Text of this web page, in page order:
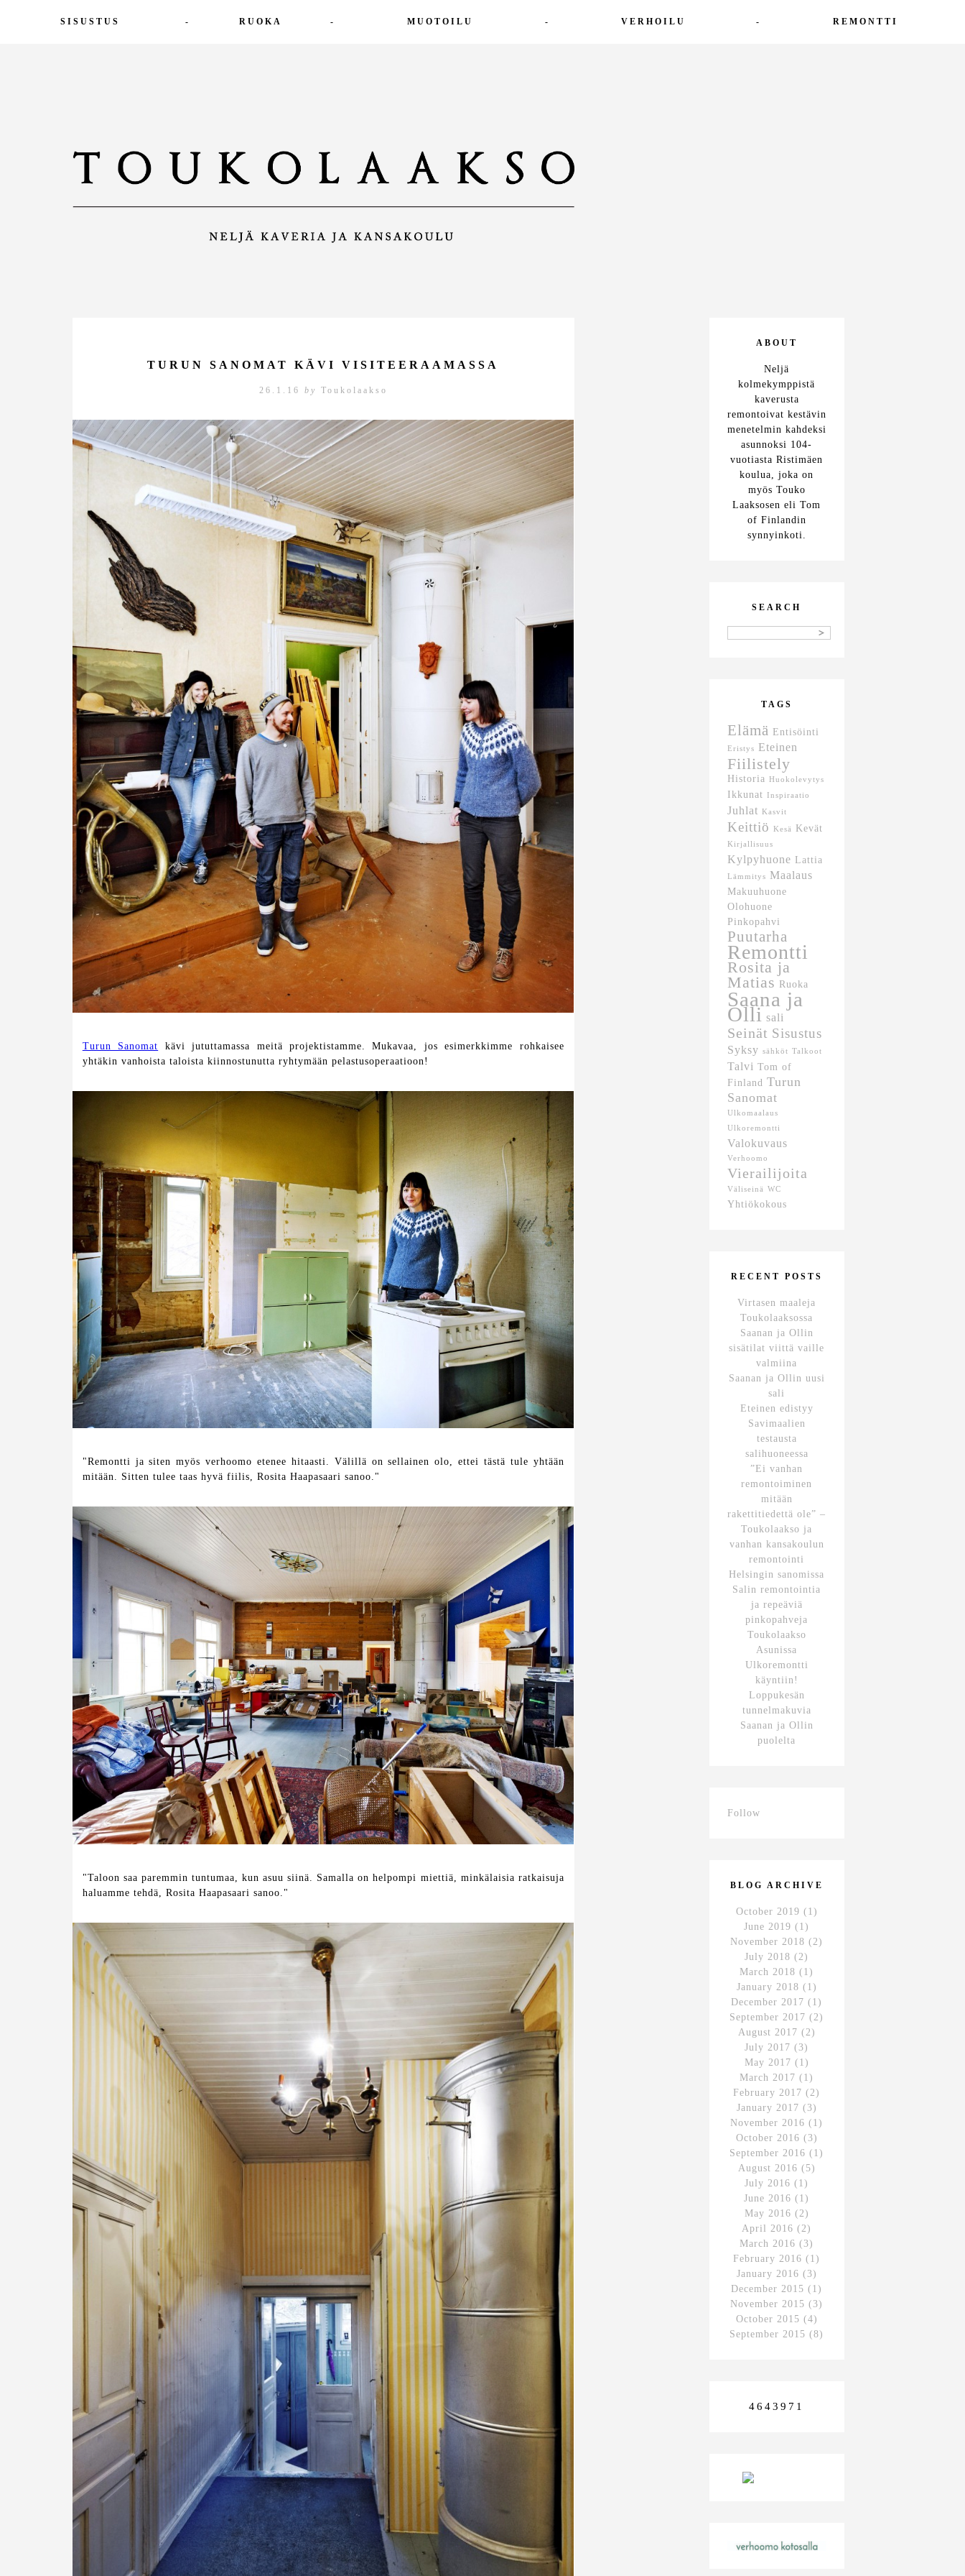
SISUSTUS - RUOKA - MUOTOILU - VERHOILU - REMONTTI
TURUN SANOMAT KÄVI VISITEERAAMASSA
26.1.16 by Toukolaakso
Turun Sanomat kävi jututtamassa meitä projektistamme. Mukavaa, jos esimerkkimme rohkaisee
yhtäkin vanhoista taloista kiinnostunutta ryhtymään pelastusoperaatioon!
"Remontti ja siten myös verhoomo etenee hitaasti. Välillä on sellainen olo, ettei tästä tule yhtään
mitään. Sitten tulee taas hyvä fiilis, Rosita Haapasaari sanoo."
"Taloon saa paremmin tuntumaa, kun asuu siinä. Samalla on helpompi miettiä, minkälaisia ratkaisuja
haluamme tehdä, Rosita Haapasaari sanoo."
ABOUT
Neljä
kolmekymppistä
kaverusta
remontoivat kestävin
menetelmin kahdeksi
asunnoksi 104-
vuotiasta Ristimäen
koulua, joka on
myös Touko
Laaksosen eli Tom
of Finlandin
synnyinkoti.
SEARCH
TAGS
Elämä Entisöinti
Eristys Eteinen
Fiilistely
Historia Huokolevytys
Ikkunat Inspiraatio
Juhlat Kasvit
Keittiö Kesä Kevät
Kirjallisuus
Kylpyhuone Lattia
Lämmitys Maalaus
Makuuhuone
Olohuone
Pinkopahvi
Puutarha
Remontti
Rosita ja
Matias Ruoka
Saana ja
Olli sali
Seinät Sisustus
Syksy sähköt Talkoot
Talvi Tom of
Finland Turun
Sanomat
Ulkomaalaus
Ulkoremontti
Valokuvaus
Verhoomo
Vierailijoita
Väliseinä WC
Yhtiökokous
RECENT POSTS
Virtasen maaleja
Toukolaaksossa
Saanan ja Ollin
sisätilat viittä vaille
valmiina
Saanan ja Ollin uusi
sali
Eteinen edistyy
Savimaalien
testausta
salihuoneessa
”Ei vanhan
remontoiminen
mitään
rakettitiedettä ole” –
Toukolaakso ja
vanhan kansakoulun
remontointi
Helsingin sanomissa
Salin remontointia
ja repeäviä
pinkopahveja
Toukolaakso
Asunissa
Ulkoremontti
käyntiin!
Loppukesän
tunnelmakuvia
Saanan ja Ollin
puolelta
Follow
BLOG ARCHIVE
October 2019 (1)
June 2019 (1)
November 2018 (2)
July 2018 (2)
March 2018 (1)
January 2018 (1)
December 2017 (1)
September 2017 (2)
August 2017 (2)
July 2017 (3)
May 2017 (1)
March 2017 (1)
February 2017 (2)
January 2017 (3)
November 2016 (1)
October 2016 (3)
September 2016 (1)
August 2016 (5)
July 2016 (1)
June 2016 (1)
May 2016 (2)
April 2016 (2)
March 2016 (3)
February 2016 (1)
January 2016 (3)
December 2015 (1)
November 2015 (3)
October 2015 (4)
September 2015 (8)
4643971